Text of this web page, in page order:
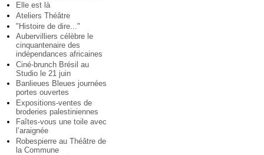
Elle est là
Ateliers Théâtre
"Histoire de dire..."
Aubervilliers célèbre le
cinquantenaire des
indépendances africaines
Ciné-brunch Brésil au
Studio le 21 juin
Banlieues Bleues journées
portes ouvertes
Expositions-ventes de
broderies palestiniennes
Faîtes-vous une toile avec
l’araignée
Robespierre au Théâtre de
la Commune